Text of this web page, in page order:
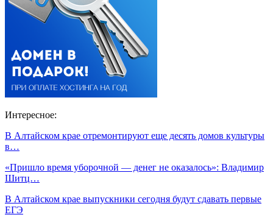
Интересное:
В Алтайском крае отремонтируют еще десять домов культуры
в…
«Пришло время уборочной — денег не оказалось»: Владимир
Шитц…
В Алтайском крае выпускники сегодня будут сдавать первые
ЕГЭ